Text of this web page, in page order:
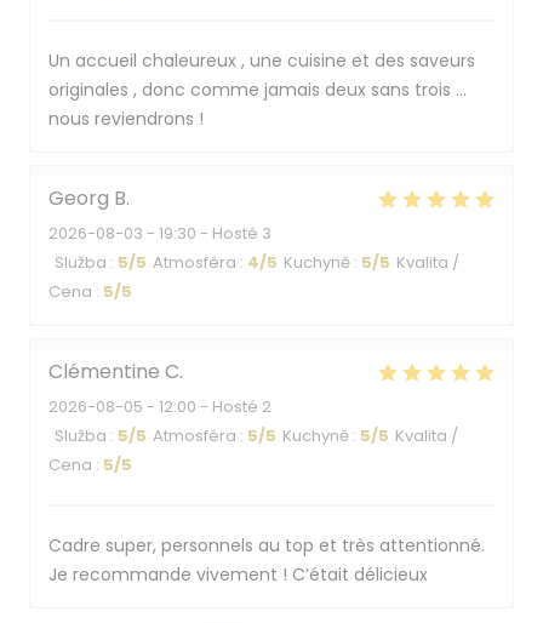
Un accueil chaleureux , une cuisine et des saveurs
originales , donc comme jamais deux sans trois …
nous reviendrons !
Georg B
2026-08-03 - 19:30 - Hosté 3
Služba : 5/5 Atmosféra : 4/5 Kuchyně : 5/5 Kvalita /
Cena : 5/5
Clémentine C
2026-08-05 - 12:00 - Hosté 2
Služba : 5/5 Atmosféra : 5/5 Kuchyně : 5/5 Kvalita /
Cena : 5/5
Cadre super, personnels au top et très attentionné.
Je recommande vivement ! C’était délicieux